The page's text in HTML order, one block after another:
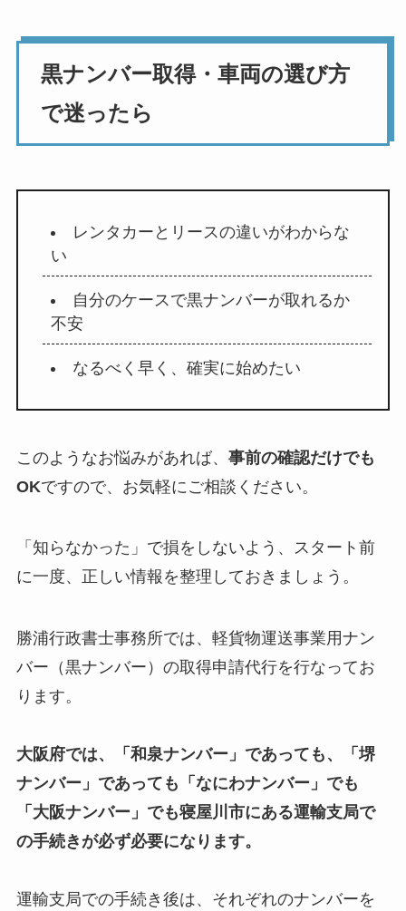
黒ナンバー取得・車両の選び方
で迷ったら
レンタカーとリースの違いがわからな
い
自分のケースで黒ナンバーが取れるか
不安
なるべく早く、確実に始めたい
このようなお悩みがあれば、 事前の確認だけでも
OKですので、お気軽にご相談ください。
「知らなかった」で損をしないよう、スタート前
に一度、正しい情報を整理しておきましょう。
勝浦行政書士事務所では、軽貨物運送事業用ナン
バー（黒ナンバー）の取得申請代行を行なってお
ります。
大阪府では、「和泉ナンバー」であっても、「堺
ナンバー」であっても「なにわナンバー」でも
「大阪ナンバー」でも寝屋川市にある運輸支局で
の手続きが必ず必要になります。
運輸支局での手続き後は、それぞれのナンバーを